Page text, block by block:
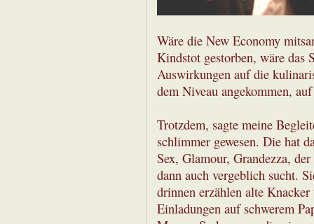
Wäre die New Economy
Kindstot gestorben, wäre das
Auswirkungen auf die
dem Niveau angekommen,
Trotzdem, sagte meine
schlimmer gewesen. Die hat
Sex, Glamour, Grandezza,
dann auch vergeblich sucht.
drinnen erzählen alte
Einladungen auf schwerem